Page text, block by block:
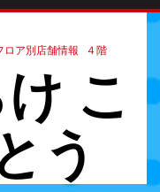
ロア別店舗情報 ４階
こ
う